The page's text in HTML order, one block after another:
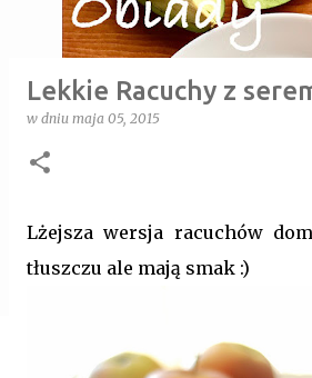
Lekkie Racuchy z
w dniu maja 05, 2015
Lżejsza wersja racuchów
tłuszczu ale mają smak :)